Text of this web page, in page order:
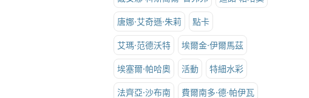
唐娜·艾奇遜·朱莉 點卡
艾瑪·范德沃特 埃爾金·伊爾馬茲
埃塞爾·帕哈奧 活動 特細水彩
法齊亞·沙布南 費爾南多·德·帕伊瓦